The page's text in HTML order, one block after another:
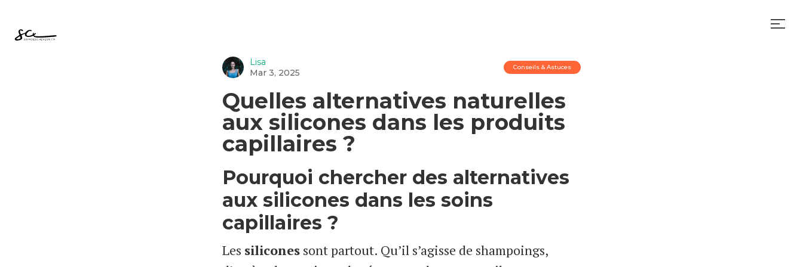
Lisa
Mar 3, 2025
Conseils & Astuces
Quelles alternatives naturelles
aux silicones dans les produits
capillaires ?
Pourquoi chercher des alternatives
aux silicones dans les soins
capillaires ?
Les silicones sont partout. Qu’il s’agisse de shampoings,